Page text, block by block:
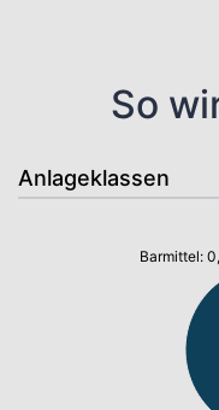
So
Anlageklassen
Barmittel: